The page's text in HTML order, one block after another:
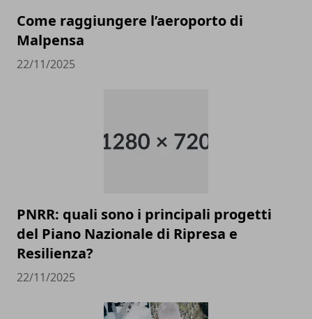
Come raggiungere l’aeroporto di
Malpensa
22/11/2025
PNRR: quali sono i principali progetti
del Piano Nazionale di Ripresa e
Resilienza?
22/11/2025